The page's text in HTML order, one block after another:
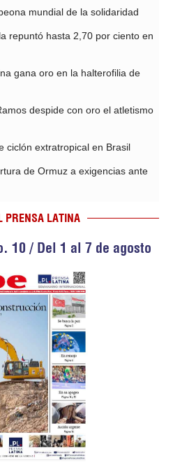
mundial de la solidaridad
repuntó hasta 2,70 por ciento en
gana oro en la halterofilia de
despide con oro el atletismo
ciclón extratropical en Brasil
de Ormuz a exigencias ante
PRENSA LATINA
10 / Del 1 al 7 de agosto